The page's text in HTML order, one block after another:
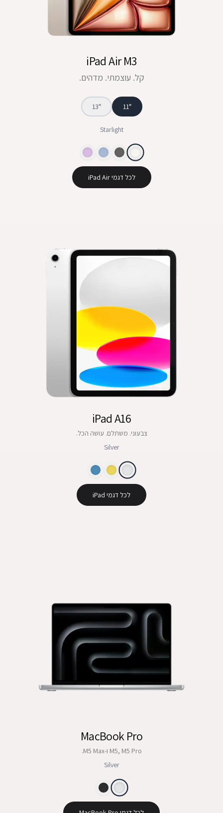
iPad Air M3
קל. עוצמתי. מדהים.
11″
13″
Starlight
לכל דגמי iPad Air
iPad A16
צבעוני. משתלם. עושה הכל.
Silver
לכל דגמי iPad
MacBook Pro
M5, M5 Pro ו-M5 Max.
Silver